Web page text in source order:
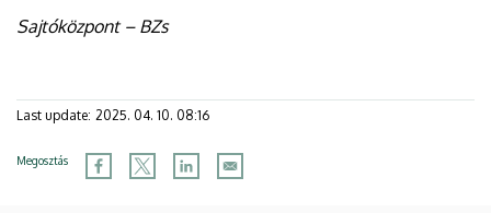
Sajtóközpont – BZs
Last update: 2025. 04. 10. 08:16
Megosztás